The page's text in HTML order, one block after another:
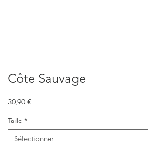
Côte Sauvage
30,90 €
Taille *
Sélectionner